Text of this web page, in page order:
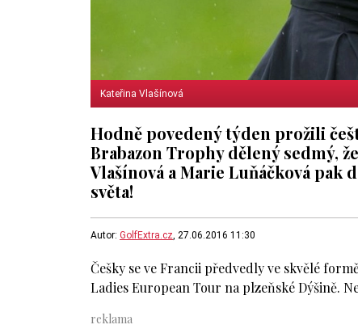
Kateřina Vlašínová
Hodně povedený týden prožili
Brabazon Trophy dělený sedmý,
Vlašínová a Marie Luňáčková
světa!
Autor: GolfExtra.cz, 27.06.2016 11:30
Češky se ve Francii předvedly ve skvělé
Ladies European Tour na plzeňské Dýšině.